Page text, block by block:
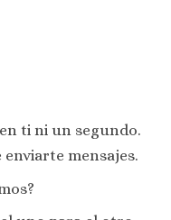
ti ni un segundo.
mensajes.